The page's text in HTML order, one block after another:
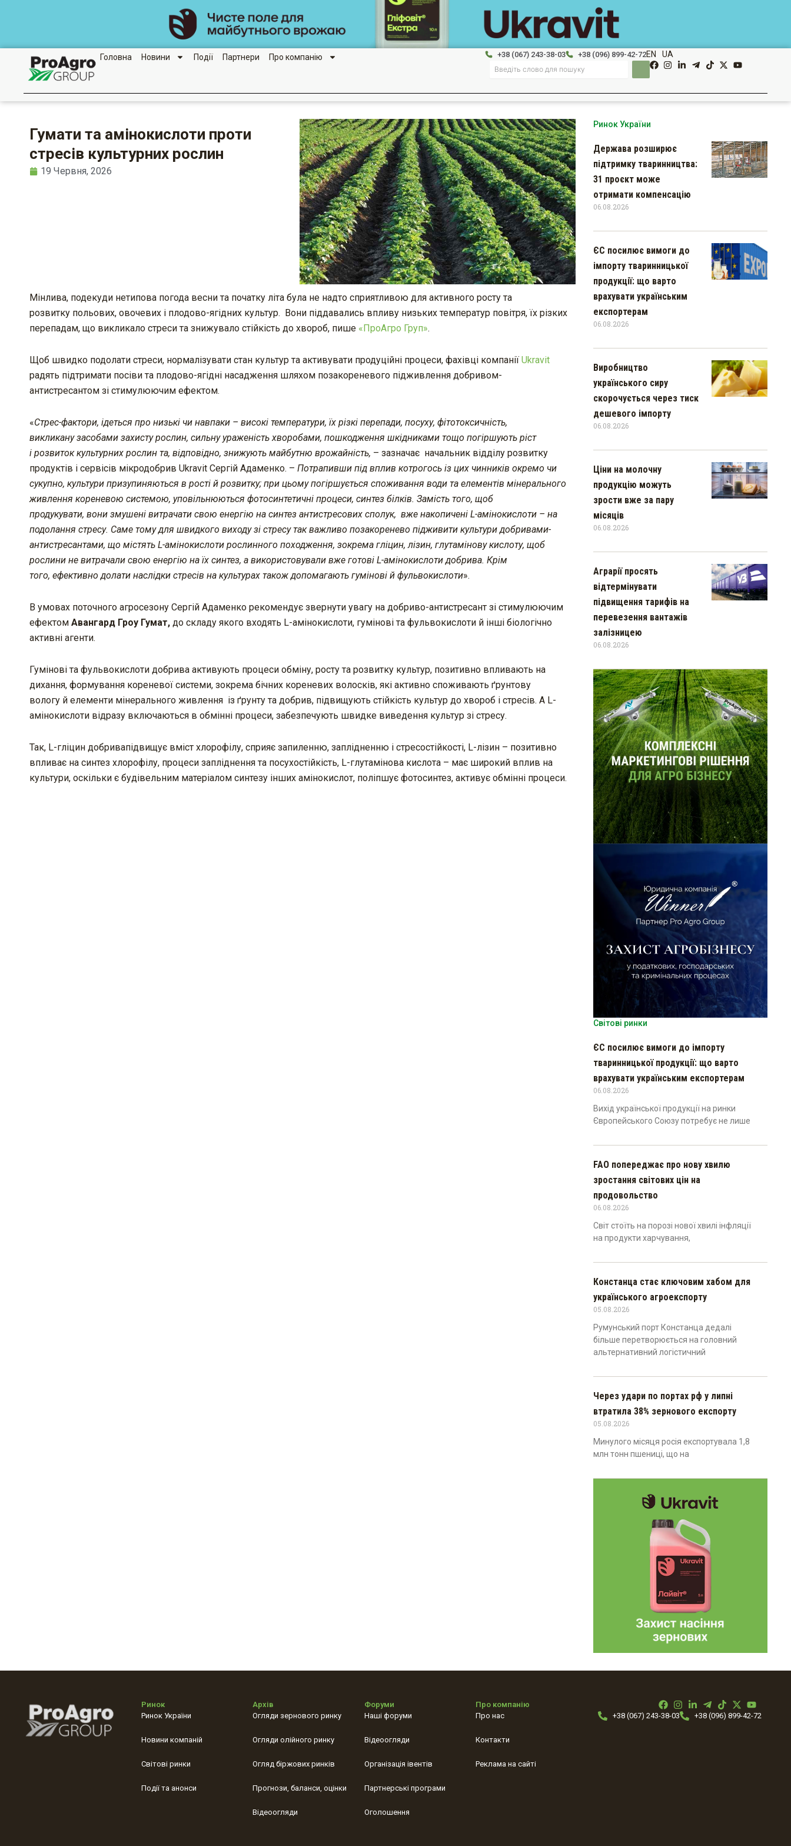
Головна Новини Події Партнери Про компанію +38 (067) 243-38-03 +38 (096) 899-42-72EN UA
Search
Гумати та амінокислоти проти
стресів культурних рослин
19 Червня, 2026
Мінлива, подекуди нетипова погода весни та початку літа була не надто сприятливою для активного росту та
розвитку польових, овочевих і плодово-ягідних культур. Вони піддавались впливу низьких температур повітря, їх різких
перепадам, що викликало стреси та знижувало стійкість до хвороб, пише «ПроАгро Груп».
Щоб швидко подолати стреси, нормалізувати стан культур та активувати продуційні процеси, фахівці компанії Ukravit
радять підтримати посіви та плодово-ягідні насадження шляхом позакореневого підживлення добривом-
антистресантом зі стимулюючим ефектом.
«Стрес-фактори, ідеться про низькі чи навпаки – високі температури, їх різкі перепади, посуху, фітотоксичність,
викликану засобами захисту рослин, сильну ураженість хворобами, пошкодження шкідниками тощо погіршують ріст
і розвиток культурних рослин та, відповідно, знижують майбутню врожайність, – зазначає начальник відділу розвитку
продуктів і сервісів мікродобрив Ukravit Сергій Адаменко. – Потрапивши під вплив котрогось із цих чинників окремо чи
сукупно, культури призупиняються в рості й розвитку; при цьому погіршується споживання води та елементів мінерального
живлення кореневою системою, уповільнюються фотосинтетичні процеси, синтез білків. Замість того, щоб
продукувати, вони змушені витрачати свою енергію на синтез антистресових сполук, вже накопичені L-амінокислоти – на
подолання стресу. Саме тому для швидкого виходу зі стресу так важливо позакоренево підживити культури добривами-
антистресантами, що містять L-амінокислоти рослинного походження, зокрема гліцин, лізин, глутамінову кислоту, щоб
рослини не витрачали свою енергію на їх синтез, а використовували вже готові L-амінокислоти добрива. Крім
того, ефективно долати наслідки стресів на культурах також допомагають гумінові й фульвокислоти».
В умовах поточного агросезону Сергій Адаменко рекомендує звернути увагу на добриво-антистресант зі стимулюючим
ефектом Авангард Гроу Гумат, до складу якого входять L-амінокислоти, гумінові та фульвокислоти й інші біологічно
активні агенти.
Гумінові та фульвокислоти добрива активують процеси обміну, росту та розвитку культур, позитивно впливають на
дихання, формування кореневої системи, зокрема бічних кореневих волосків, які активно споживають ґрунтову
вологу й елементи мінерального живлення із ґрунту та добрив, підвищують стійкість культур до хвороб і стресів. А L-
амінокислоти відразу включаються в обмінні процеси, забезпечують швидке виведення культур зі стресу.
Так, L-гліцин добривапідвищує вміст хлорофілу, сприяє запиленню, заплідненню і стресостійкості, L-лізин – позитивно
впливає на синтез хлорофілу, процеси запліднення та посухостійкість, L-глутамінова кислота – має широкий вплив на
культури, оскільки є будівельним матеріалом синтезу інших амінокислот, поліпшує фотосинтез, активує обмінні процеси.
Ринок України
Держава розширює
підтримку тваринництва:
31 проєкт може
отримати компенсацію
06.08.2026
ЄС посилює вимоги до
імпорту тваринницької
продукції: що варто
врахувати українським
експортерам
06.08.2026
Виробництво
українського сиру
скорочується через тиск
дешевого імпорту
06.08.2026
Ціни на молочну
продукцію можуть
зрости вже за пару
місяців
06.08.2026
Аграрії просять
відтермінувати
підвищення тарифів на
перевезення вантажів
залізницею
06.08.2026
Світові ринки
ЄС посилює вимоги до імпорту
тваринницької продукції: що варто
врахувати українським експортерам
06.08.2026
Вихід української продукції на ринки
Європейського Союзу потребує не лише
FAO попереджає про нову хвилю
зростання світових цін на
продовольство
06.08.2026
Світ стоїть на порозі нової хвилі інфляції
на продукти харчування,
Констанца стає ключовим хабом для
українського агроекспорту
05.08.2026
Румунський порт Констанца дедалі
більше перетворюється на головний
альтернативний логістичний
Через удари по портах рф у липні
втратила 38% зернового експорту
05.08.2026
Минулого місяця росія експортувала 1,8
млн тонн пшениці, що на
Ринок
Ринок України
Новини компаній
Світові ринки
Події та анонси
Архів
Огляди зернового ринку
Огляди олійного ринку
Огляд біржових ринків
Прогнози, баланси, оцінки
Відеоогляди
Форуми
Наші форуми
Відеоогляди
Організація івентів
Партнерські програми
Оголошення
Про компанію
Про нас
Контакти
Реклама на сайті
+38 (067) 243-38-03 +38 (096) 899-42-72